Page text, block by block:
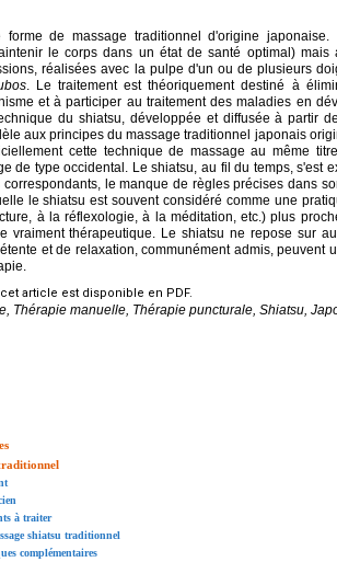
de massage traditionnel d'origine
le corps dans un état de santé optimal)
réalisées avec la pulpe d'un ou de plusieurs
. Le traitement est théoriquement destiné à
et à participer au traitement des maladies en
du shiatsu, développée et diffusée à partir
aux principes du massage traditionnel japonais
cette technique de massage au même
de type occidental. Le shiatsu, au fil du temps, s'est
correspondants, le manque de règles précises dans
le shiatsu est souvent considéré comme une
à la réflexologie, à la méditation, etc.) plus
vraiment thérapeutique. Le shiatsu ne repose sur
et de relaxation, communément admis, peuvent
article est disponible en PDF.
Thérapie manuelle, Thérapie puncturale, Shiatsu,
à traiter
shiatsu traditionnel
complémentaires